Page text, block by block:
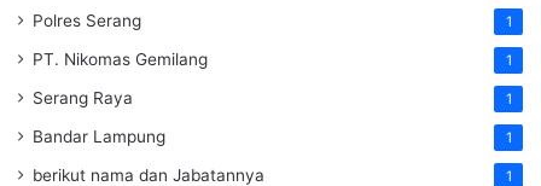
Polres Serang 1
PT. Nikomas Gemilang 1
Serang Raya 1
Bandar Lampung 1
berikut nama dan Jabatannya 1